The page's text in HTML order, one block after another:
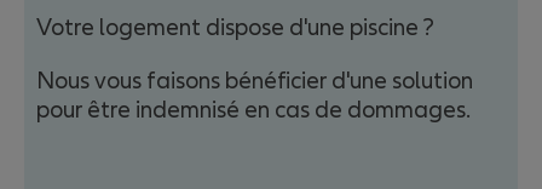
Votre logement dispose d'une piscine ?
Nous vous faisons bénéficier d'une solution
pour être indemnisé en cas de dommages.